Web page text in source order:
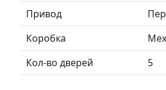
Привод
Коробка
Кол-во дверей
5